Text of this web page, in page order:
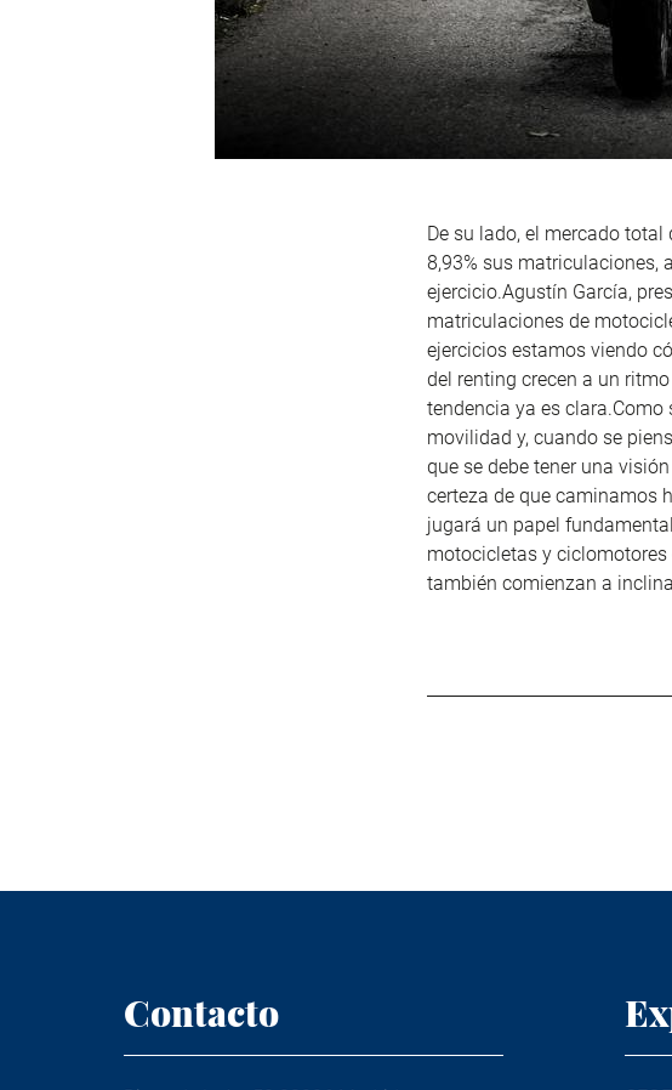
De su lado, el mercado
8,93% sus matriculaciones,
ejercicio.Agustín García,
matriculaciones de
ejercicios estamos viendo
del renting crecen a un
tendencia ya es
movilidad y, cuando se
que se debe tener una
certeza de que caminamos
jugará un papel
motocicletas y
también comienzan a
Contacto